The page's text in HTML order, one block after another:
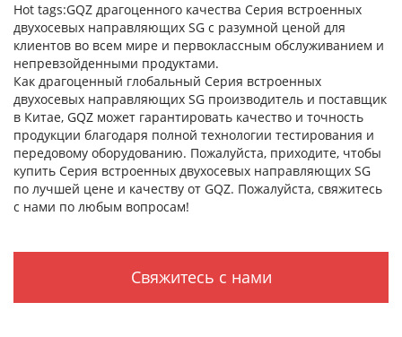
Hot tags:GQZ драгоценного качества Серия встроенных
двухосевых направляющих SG с разумной ценой для
клиентов во всем мире и первоклассным обслуживанием и
непревзойденными продуктами.
Как драгоценный глобальный Серия встроенных
двухосевых направляющих SG производитель и поставщик
в Китае, GQZ может гарантировать качество и точность
продукции благодаря полной технологии тестирования и
передовому оборудованию. Пожалуйста, приходите, чтобы
купить Серия встроенных двухосевых направляющих SG
по лучшей цене и качеству от GQZ. Пожалуйста, свяжитесь
с нами по любым вопросам!
Свяжитесь с нами